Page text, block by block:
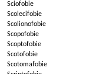
Sciofobie
Scolecifobie
Scolionofobie
Scopofobie
Scoptofobie
Scotofobie
Scotomafobie